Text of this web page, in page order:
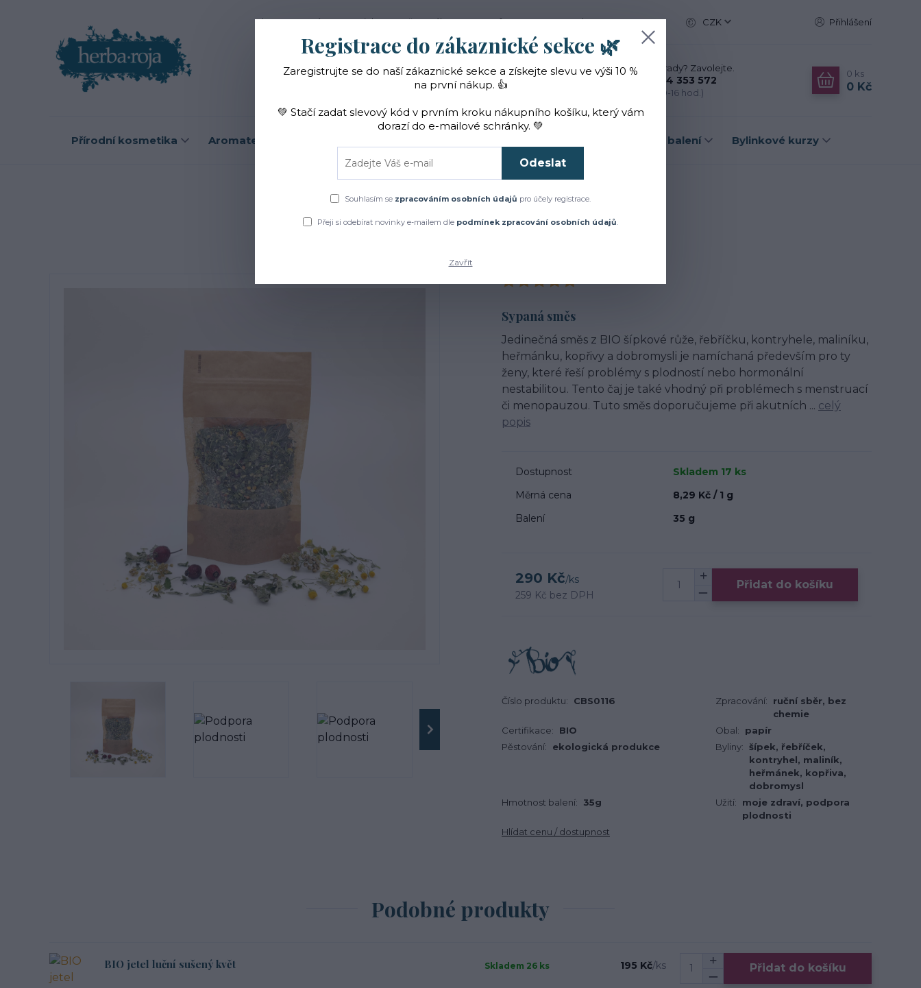
Blog O nás Novinky Vše o nákupu Reference Kontakt CZK Přihlášení
Hledat
Nevíte si rady? Zavolejte.
+420 774 353 572
(Po-Pá, 10-16 hod.)
0 ks
0 Kč
Přírodní kosmetika Aromaterapie Dárková balení Bylinkové kurzy
Úvod Čaje a sirupy Podpora plodnosti
Podpora plodnosti
Sypaná směs
Jedinečná směs z BIO šípkové růže, řebříčku, kontryhele, maliníku,
heřmánku, kopřivy a dobromysli je namíchaná především pro ty
ženy, které řeší problémy s plodností nebo hormonální
nestabilitou. Tento čaj je také vhodný při problémech s menstruací
či menopauzou. Tuto směs doporučujeme při akutních ... celý
popis
Dostupnost
Skladem 17 ks
Měrná cena
8,29 Kč / 1 g
Balení
35 g
290 Kč/ks
259 Kč bez DPH
Přidat do košíku
Číslo produktu: CBS0116 Zpracování:
ruční sběr, bez
chemie
Certifikace:
BIO Obal:
papír
Pěstování:
ekologická produkce Byliny: šípek, řebříček,
kontryhel, maliník,
heřmánek, kopřiva,
dobromysl
Hmotnost balení:
35g Užití:
moje zdraví, podpora
plodnosti
Hlídat cenu / dostupnost
Podobné produkty
BIO jetel luční sušený květ 195 Kč/ks
Skladem 26 ks Přidat do košíku
Registrace do zákaznické sekce 🌿
Zaregistrujte se do naší zákaznické sekce a získejte slevu ve výši 10 %
na první nákup. 👍
💚 Stačí zadat slevový kód v prvním kroku nákupního košíku, který vám
dorazí do e-mailové schránky. 💚
Odeslat
Souhlasím se zpracováním osobních údajů pro účely registrace.
Přeji si odebírat novinky e-mailem dle podmínek zpracování osobních údajů.
Zavřít